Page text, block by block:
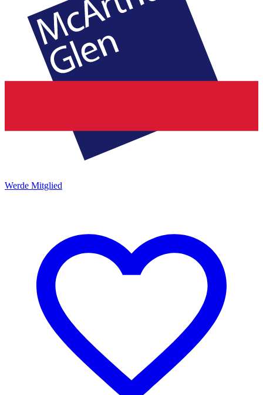
Werde Mitglied